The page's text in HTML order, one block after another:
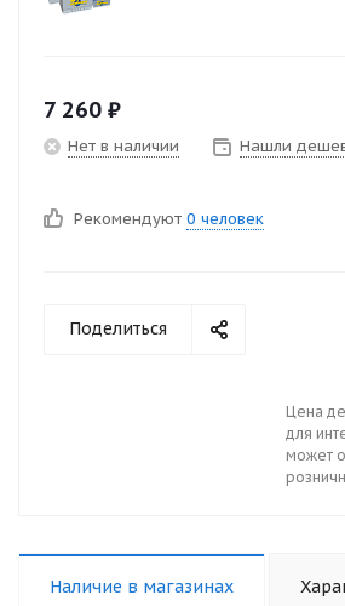
7 260 ₽
Нет в наличии Нашли
Рекомендуют 0 человек
Поделиться
Цена
для
может
Наличие в магазинах